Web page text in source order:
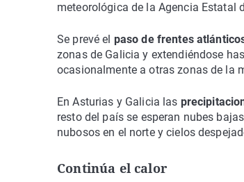
meteorológica de la Agencia Estatal
Se prevé el paso de frentes
zonas de Galicia y extendiéndose
ocasionalmente a otras zonas de la
En Asturias y Galicia las
resto del país se esperan nubes
nubosos en el norte y cielos
Continúa el calor